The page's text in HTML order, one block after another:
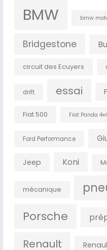
BMW bmw
Bridgestone
circuit des Ecuyers
drift essai
Fiat 500 Fiat Panda
Ford Performance
Jeep Koni
mécanique
Porsche
Renault